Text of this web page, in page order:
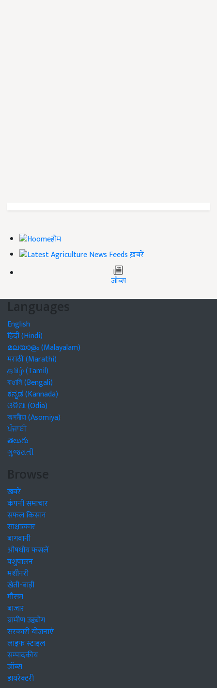
होम
ख़बरें
जॉब्स
Languages
English
हिंदी (Hindi)
മലയാളം (Malayalam)
मराठी (Marathi)
தமிழ் (Tamil)
বাঙালি (Bengali)
ಕನ್ನಡ (Kannada)
ଓଡିଆ (Odia)
অসমীয়া (Asomiya)
ਪੰਜਾਬੀ
తెలుగు
ગુજરાતી
Browse
खबरें
कंपनी समाचार
सफल किसान
साक्षात्कार
बागवानी
औषधीय फसलें
पशुपालन
मशीनरी
खेती-बाड़ी
मौसम
बाजार
ग्रामीण उद्द्योग
सरकारी योजनाएं
लाइफ स्टाइल
सम्पादकीय
जॉब्स
डायरेक्टरी